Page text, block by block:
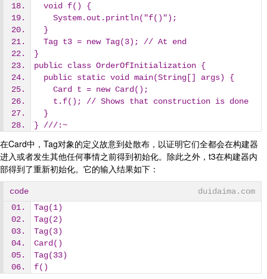
  void f() {
    System.out.println("f()");
  }
  Tag t3 = new Tag(3); // At end
}
public class OrderOfInitialization {
  public static void main(String[] args) {
    Card t = new Card();
    t.f(); // Shows that construction is done
  }
} ///:~
在Card中，Tag对象的定义故意到处散布，以证明它们全都会在构建器
进入或者发生其他任何事情之前得到初始化。除此之外，t3在构建器内
部得到了重新初始化。它的输入结果如下：
code
duidaima.com
Tag(1)
Tag(2)
Tag(3)
Card()
Tag(33)
f()